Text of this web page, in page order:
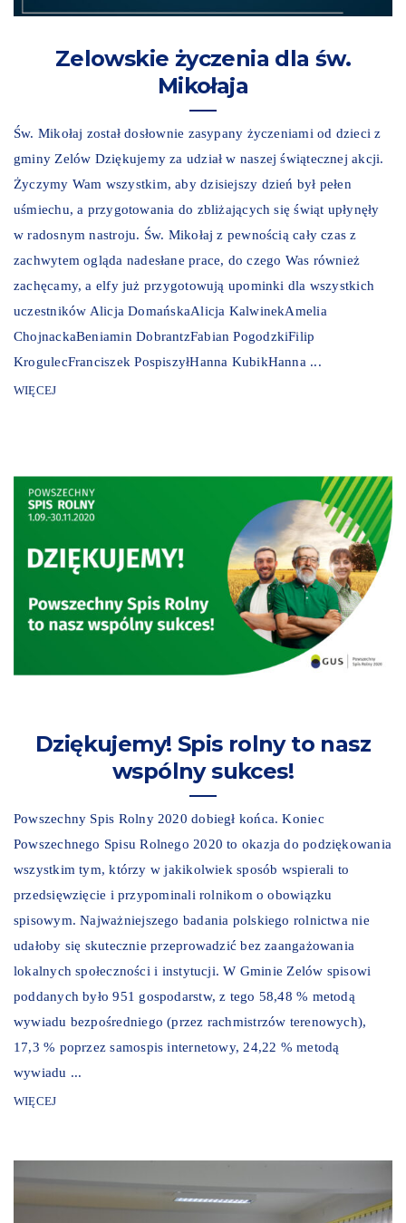
Zelowskie życzenia dla św.
Mikołaja
Św. Mikołaj został dosłownie zasypany życzeniami od dzieci z
gminy Zelów Dziękujemy za udział w naszej świątecznej akcji.
Życzymy Wam wszystkim, aby dzisiejszy dzień był pełen
uśmiechu, a przygotowania do zbliżających się świąt upłynęły
w radosnym nastroju. Św. Mikołaj z pewnością cały czas z
zachwytem ogląda nadesłane prace, do czego Was również
zachęcamy, a elfy już przygotowują upominki dla wszystkich
uczestników Alicja DomańskaAlicja KalwinekAmelia
ChojnackaBeniamin DobrantzFabian PogodzkiFilip
KrogulecFranciszek PospiszyłHanna KubikHanna ...
WIĘCEJ
Dziękujemy! Spis rolny to nasz
wspólny sukces!
Powszechny Spis Rolny 2020 dobiegł końca. Koniec
Powszechnego Spisu Rolnego 2020 to okazja do podziękowania
wszystkim tym, którzy w jakikolwiek sposób wspierali to
przedsięwzięcie i przypominali rolnikom o obowiązku
spisowym. Najważniejszego badania polskiego rolnictwa nie
udałoby się skutecznie przeprowadzić bez zaangażowania
lokalnych społeczności i instytucji. W Gminie Zelów spisowi
poddanych było 951 gospodarstw, z tego 58,48 % metodą
wywiadu bezpośredniego (przez rachmistrzów terenowych),
17,3 % poprzez samospis internetowy, 24,22 % metodą
wywiadu ...
WIĘCEJ